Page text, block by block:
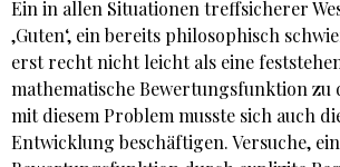
Ein in allen Situationen treffsicherer
‚Guten‘, ein bereits philosophisch
erst recht nicht leicht als eine
mathematische Bewertungsfunktion zu
mit diesem Problem musste sich auch
Entwicklung beschäftigen. Versuche,